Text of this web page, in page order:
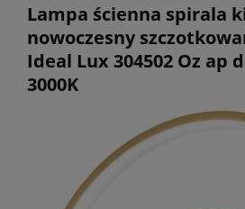
Lampa ścienna spirala
nowoczesny
Ideal Lux 304502 Oz ap
3000K